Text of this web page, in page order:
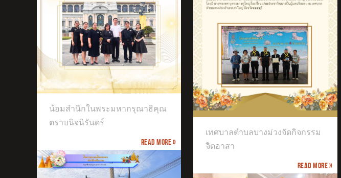
น้อมสำนึกในพระมหากรุณาธิคุณ
ตราบนิจนิรันดร์
Read more »
อาสา
เทศบาลตำบลบางม่วงจัดกิจกรรม
จิตอาสา
Read more »
เข้าร่วมรายการประกวดโขนเวที
ประชันศิลปะนาฏยศิลป์ชั้นสูงของไทย